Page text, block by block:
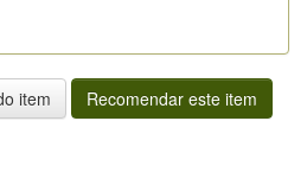
item
Recomendar este item